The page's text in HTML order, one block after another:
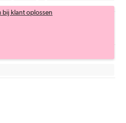
bij klant oplossen